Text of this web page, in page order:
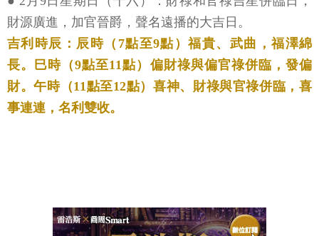
財源廣進，加官晉爵，聲名遠播的大吉日。
吉利時辰：辰時（7點至9點）福貴、武曲，福澤綿
長。巳時（9點至11點）偏財祿與偏官祿併臨，發偏
財。午時（11點至12點）喜神、財祿與官祿併臨，喜
事連連，名利雙收。